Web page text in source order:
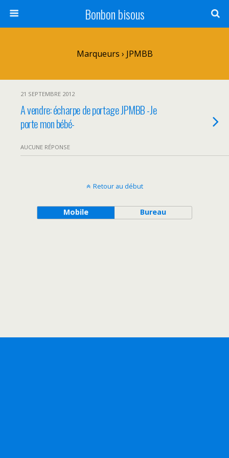
Bonbon bisous
Marqueurs › JPMBB
21 SEPTEMBRE 2012
A vendre: écharpe de portage JPMBB -Je
porte mon bébé-
AUCUNE RÉPONSE
Retour au début
Mobile Bureau